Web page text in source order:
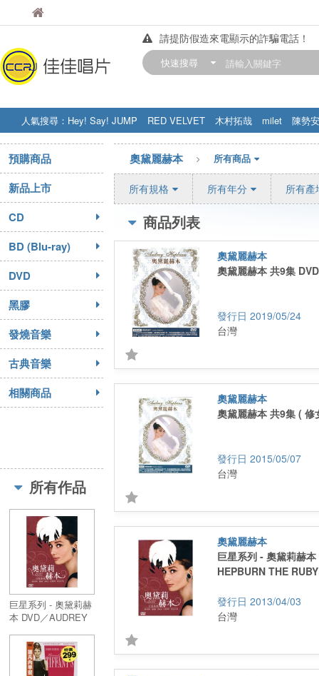
佳佳唱片
請提防假造來電顯示的詐騙電話！
【中華門市營業時間調整公告】
快速搜尋
人氣搜尋： Hey! Say! JUMP RED VELVET 木村拓哉 milet
陳勢安
STRAY KIDS
盧廣仲 周杰伦
預購商品
新品上市
CD
BD (Blu-ray)
DVD
黑膠
發燒音樂
古典音樂
相關商品
所有作品
巨星系列 - 奧黛莉赫
本 DVD／AUDREY
RUBY
COLLECTION
奧黛麗赫本 所有商品
所有規格 所有年分 所有產
商品列表
奧黛麗赫本
奧黛麗赫本 共9集 DVD
2019/05/24
台灣
奧黛麗赫本
奧黛麗赫本 共9集 ( 修
2015/05/07
台灣
奧黛麗赫本
巨星系列 - 奧黛莉赫
HEPBURN THE
2013/04/03
台灣